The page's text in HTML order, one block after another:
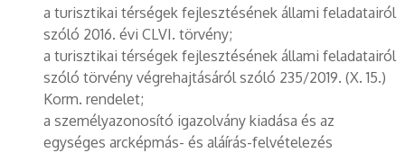
a turisztikai térségek fejlesztésének állami feladatairól
szóló 2016. évi CLVI. törvény;
a turisztikai térségek fejlesztésének állami feladatairól
szóló törvény végrehajtásáról szóló 235/2019. (X. 15.)
Korm. rendelet;
a személyazonosító igazolvány kiadása és az
egységes arcképmás- és aláírás-felvételezés